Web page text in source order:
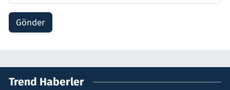
Gönder
Trend Haberler